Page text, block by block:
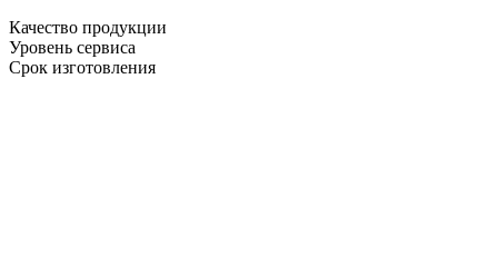
Качество продукции
Уровень сервиса
Срок изготовления